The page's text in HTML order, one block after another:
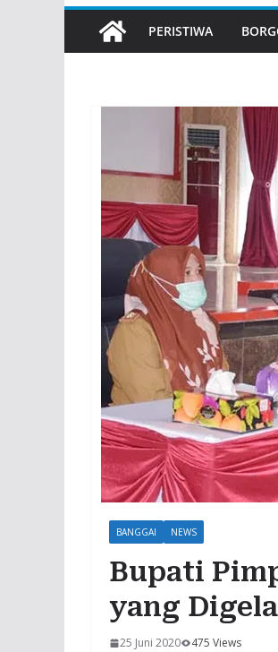
PERISTIWA
BANGGAI NEWS
Bupati
yang
25 Juni 2020 475 Views